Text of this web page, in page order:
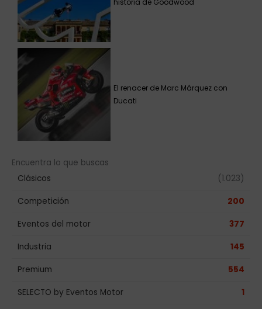
El renacer de Marc Márquez con
Ducati
Encuentra lo que buscas
Clásicos
(1.023)
Competición 200
Eventos del motor 377
Industria 145
Premium 554
SELECTO by Eventos Motor 1